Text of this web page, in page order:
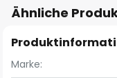
Ähnliche
Marke: